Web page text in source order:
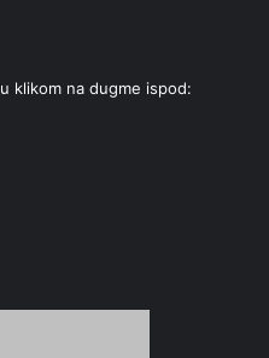
klikom na dugme ispod: